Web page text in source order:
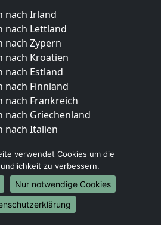
nach Irland
nach Lettland
nach Zypern
nach Kroatien
nach Estland
nach Finnland
nach Frankreich
nach Griechenland
nach Italien
nach Luxemburg
nach Niederlande
nach Norwegen
verwendet Cookies um die
zu verbessern.
Nur notwendige Cookies